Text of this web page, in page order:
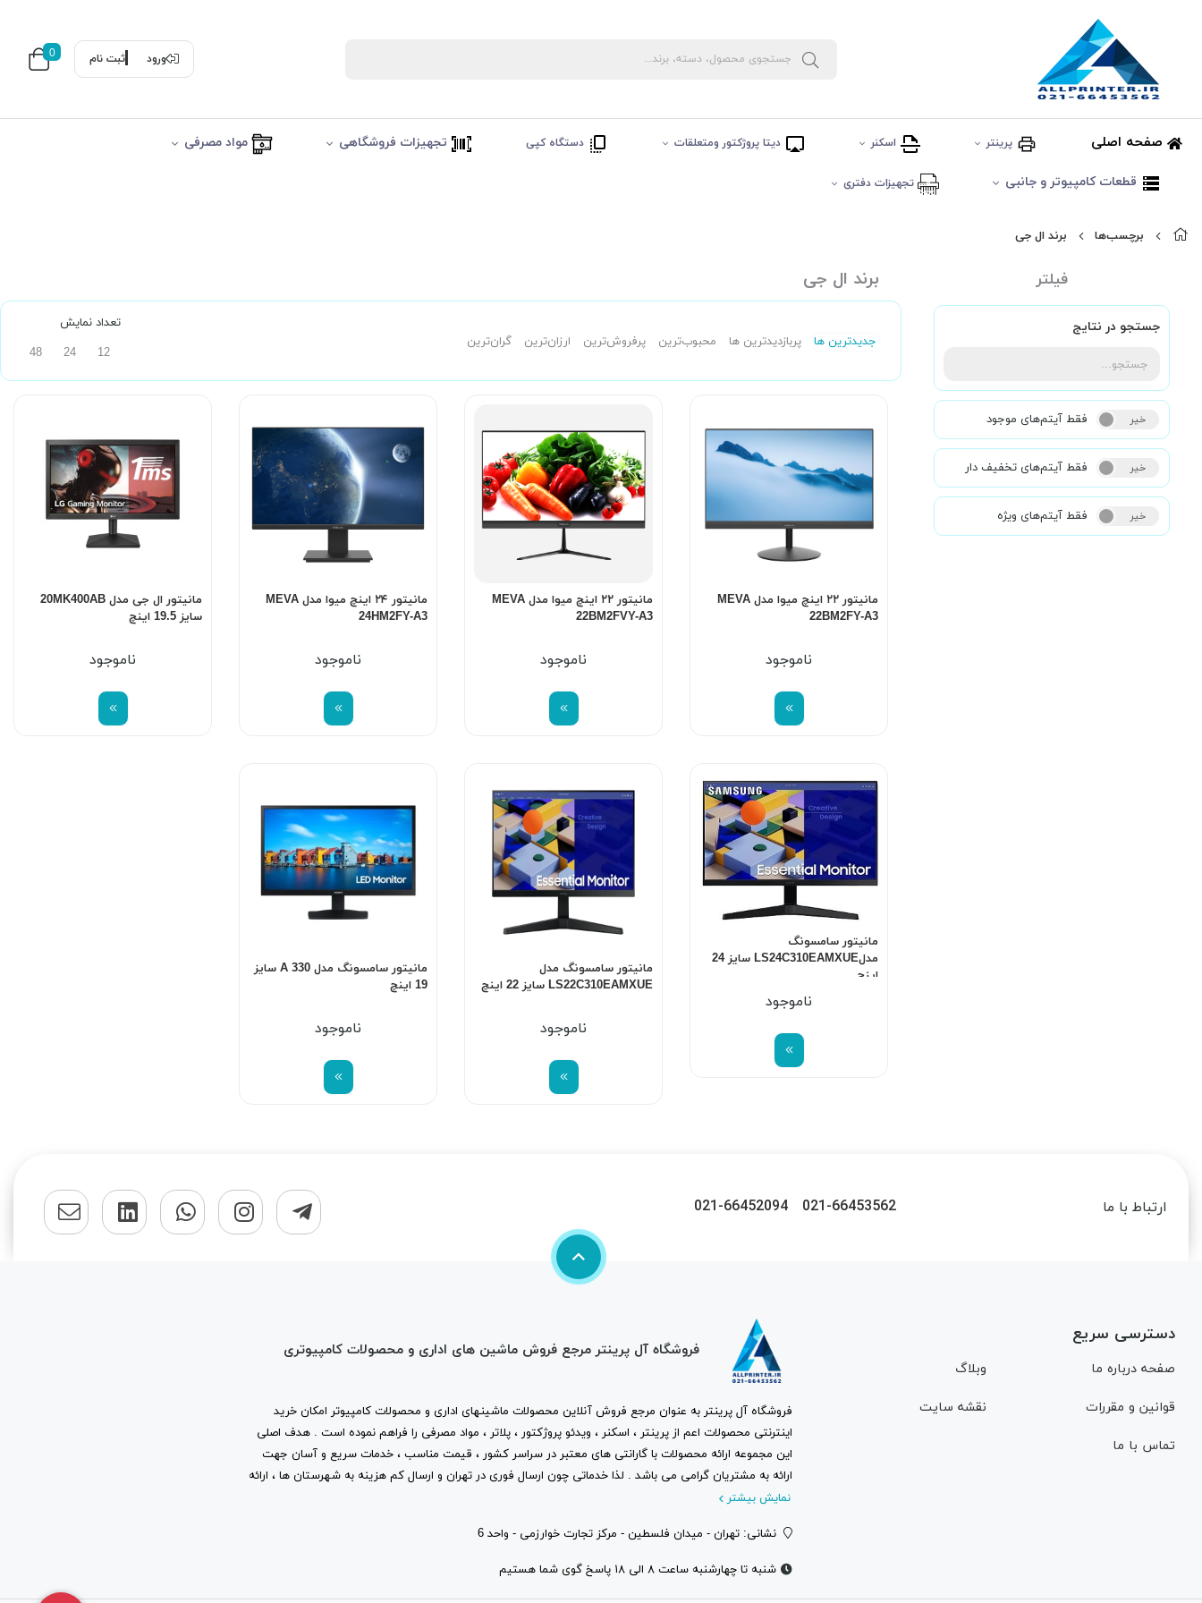
ورود ثبت نام 0
صفحه اصلی پرینتر اسکنر دیتا پروژکتور ومتعلقات دستگاه کپی تجهیزات فروشگاهی مواد مصرفی
قطعات کامپیوتر و جانبی تجهیزات دفتری
برچسب‌ها برند ال جی
فیلتر
جستجو در نتایج
بله خیر فقط آیتم‌های موجود
بله خیر فقط آیتم‌های تخفیف دار
بله خیر فقط آیتم‌های ویژه
برند ال جی
جدیدترین ها پربازدیدترین ها محبوب‌‌ترین پرفروش‌ترین ارزان‌ترین گران‌ترین
تعداد نمایش
12
24
48
مانیتور ۲۲ اینچ میوا مدل MEVA
22BM2FY-A3
ناموجود
مانیتور ۲۲ اینچ میوا مدل MEVA
22BM2FVY-A3
ناموجود
مانیتور ۲۴ اینچ میوا مدل MEVA
24HM2FY-A3
ناموجود
مانیتور ال جی مدل 20MK400AB
سایز 19.5 اینچ
ناموجود
مانیتور سامسونگ
مدلLS24C310EAMXUE سایز 24
اینچ
ناموجود
مانیتور سامسونگ مدل
LS22C310EAMXUE سایز 22 اینچ
ناموجود
مانیتور سامسونگ مدل A 330 سایز
19 اینچ
ناموجود
ارتباط با ما 021-66453562
021-66452094
دسترسی سریع
صفحه درباره ما وبلاگ
قوانین و مقررات نقشه سایت
تماس با ما
فروشگاه آل پرینتر مرجع فروش ماشین های اداری و محصولات کامپیوتری
فروشگاه آل پرینتر به عنوان مرجع فروش آنلاین محصولات ماشینهای اداری و محصولات کامپیوتر امکان خرید
اینترنتی محصولات اعم از پرینتر ، اسکنر ، ویدئو پروژکتور ، پلاتر ، مواد مصرفی را فراهم نموده است . هدف اصلی
این مجموعه ارائه محصولات با گارانتی های معتبر در سراسر کشور ، قیمت مناسب ، خدمات سریع و آسان جهت
ارائه به مشتریان گرامی می باشد . لذا خدماتی چون ارسال فوری در تهران و ارسال کم هزینه به شهرستان ها ، ارائه
نمایش بیشتر
نشانی: تهران - میدان فلسطین - مرکز تجارت خوارزمی - واحد 6
شنبه تا چهارشنبه ساعت ۸ الی ۱۸ پاسخ گوی شما هستیم